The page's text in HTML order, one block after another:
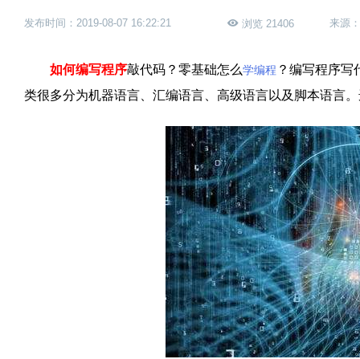
发布时间：2019-08-07 16:22:21 浏览 21406 来源
如何编写程序敲代码？零基础怎么学编程 ？编写程序
类很多分为机器语言、汇编语言、高级语言以及脚本语言